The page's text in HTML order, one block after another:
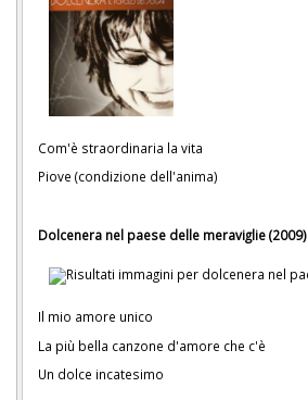
Com'è straordinaria la vita
Piove (condizione dell'anima)
Dolcenera nel paese delle meraviglie (2009)
Il mio amore unico
La più bella canzone d'amore che c'è
Un dolce incatesimo